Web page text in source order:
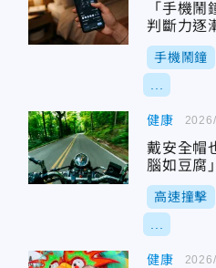
「手機
判斷力逐
手機鬧鐘
健康
戴安全帽
腦如豆
高速撞擊
健康